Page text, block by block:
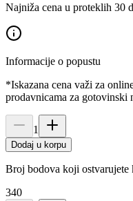
Najniža cena u proteklih 30
Informacije o popustu
*Iskazana cena važi za
prodavnicama za gotovinski
1
Dodaj u korpu
Broj bodova koji
340